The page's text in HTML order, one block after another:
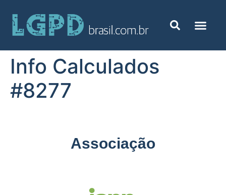
Info Calculados
#8277
Associação